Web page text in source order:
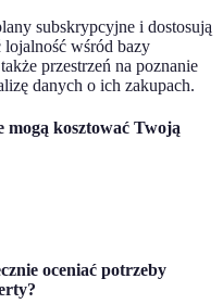
subskrypcyjne i dostosują
lojalność wśród bazy
przestrzeń na poznanie
danych o ich zakupach.
mogą kosztować Twoją
oceniać potrzeby